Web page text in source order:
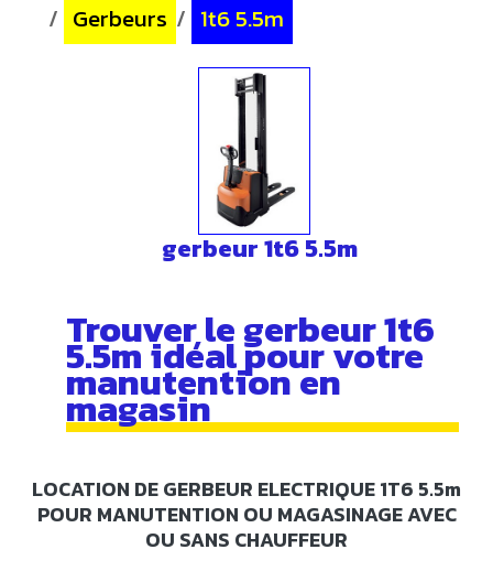
/ Gerbeurs / 1t6 5.5m
gerbeur 1t6 5.5m
Trouver le gerbeur 1t6
5.5m idéal pour votre
manutention en
magasin
LOCATION DE GERBEUR ELECTRIQUE 1T6 5.5m
POUR MANUTENTION OU MAGASINAGE AVEC
OU SANS CHAUFFEUR